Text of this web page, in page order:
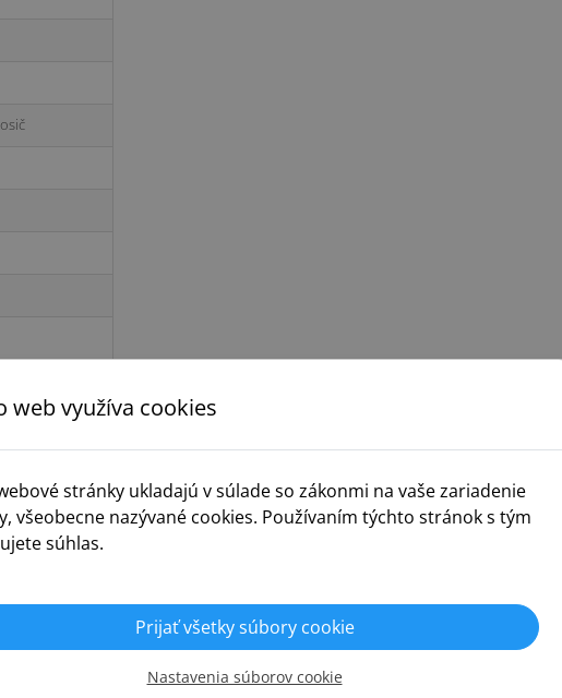
REALIZÁCIE
web využíva cookies
stránky ukladajú v súlade so zákonmi na vaše zariadenie
všeobecne nazývané cookies. Používaním týchto stránok s tým
súhlas.
Prijať všetky súbory cookie
Nastavenia súborov cookie